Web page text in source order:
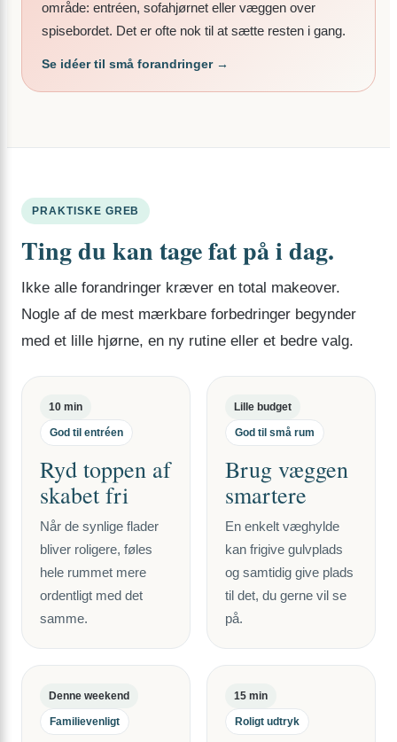
område: entréen, sofahjørnet eller væggen over
spisebordet. Det er ofte nok til at sætte resten i gang.
Se idéer til små forandringer →
PRAKTISKE GREB
Ting du kan tage fat på i dag.
Ikke alle forandringer kræver en total makeover.
Nogle af de mest mærkbare forbedringer begynder
med et lille hjørne, en ny rutine eller et bedre valg.
10 min
God til entréen
Ryd toppen af
skabet fri
Når de synlige flader
bliver roligere, føles
hele rummet mere
ordentligt med det
samme.
Lille budget
God til små rum
Brug væggen
smartere
En enkelt væghylde
kan frigive gulvplads
og samtidig give plads
til det, du gerne vil se
på.
Denne weekend
Familievenligt
15 min
Roligt udtryk